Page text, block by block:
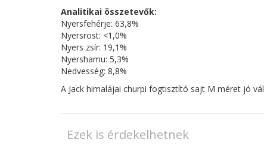
Analitikai összetevők:
Nyersfehérje: 63,8%
Nyersrost: <1,0%
Nyers zsír: 19,1%
Nyershamu: 5,3%
Nedvesség: 8,8%
A Jack himalájai churpi fogtisztító sajt M méret jó
Ezek is érdekelhetnek